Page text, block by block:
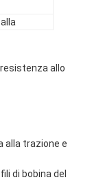
allo
alla trazione e
di bobina del